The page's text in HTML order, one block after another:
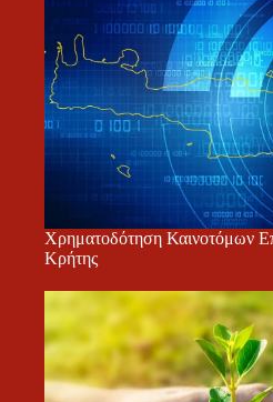
Χρηματοδότηση Καινοτόμων
Κρήτης